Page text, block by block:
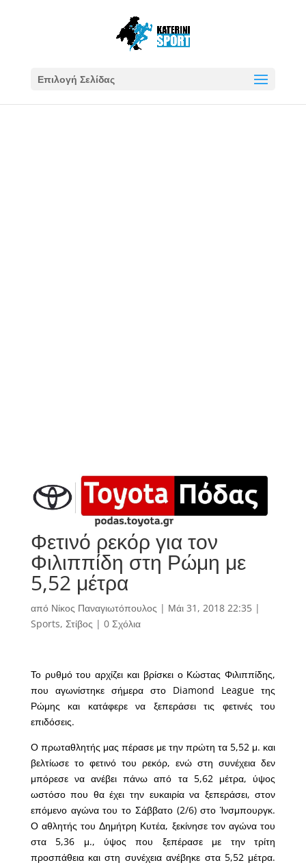
Επιλογή Σελίδας
Φετινό ρεκόρ για τον
Φιλιππίδη στη Ρώμη με
5,52 μέτρα
από Νίκος Παναγιωτόπουλος | Μάι 31, 2018 22:35|
Sports, Στίβος | 0 Σχόλια
Το ρυθμό του αρχίζει και βρίσκει ο Κώστας Φιλιππίδης,
που αγωνίστηκε σήμερα στο Diamond League της
Ρώμης και κατάφερε να ξεπεράσει τις φετινές του
επιδόσεις.
Ο πρωταθλητής μας πέρασε με την πρώτη τα 5,52 μ. και
βελτίωσε το φετινό του ρεκόρ, ενώ στη συνέχεια δεν
μπόρεσε να ανέβει πάνω από τα 5,62 μέτρα, ύψος
ωστόσο που θα έχει την ευκαιρία να ξεπεράσει, στον
επόμενο αγώνα του το Σάββατο (2/6) στο Ίνσμπουργκ.
Ο αθλητής του Δημήτρη Κυτέα, ξεκίνησε τον αγώνα του
στα 5,36 μ., ύψος που ξεπέρασε με την τρίτη
προσπάθεια και στη συνέχεια ανέβηκε στα 5,52 μέτρα.